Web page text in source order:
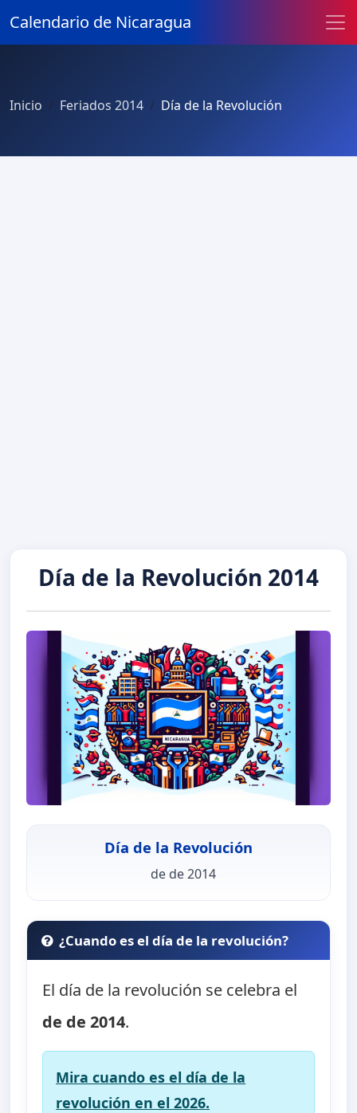
Calendario de Nicaragua
Inicio Feriados 2014 Día de la Revolución
Día de la Revolución 2014
Día de la Revolución
de de 2014
¿Cuando es el día de la revolución?
El día de la revolución se celebra el
de de 2014.
Mira cuando es el día de la
revolución en el 2026.